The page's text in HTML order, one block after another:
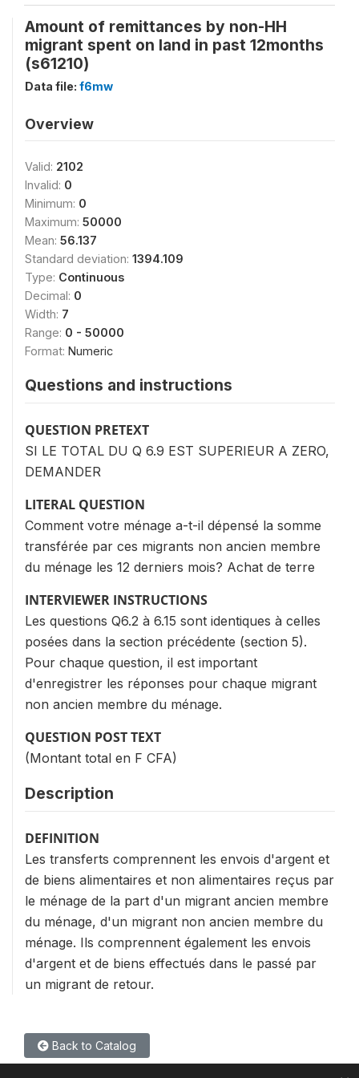
Amount of remittances by non-HH
migrant spent on land in past 12months
(s61210)
Data file: f6mw
Overview
Valid: 2102
Invalid: 0
Minimum: 0
Maximum: 50000
Mean: 56.137
Standard deviation: 1394.109
Type: Continuous
Decimal: 0
Width: 7
Range: 0 - 50000
Format: Numeric
Questions and instructions
QUESTION PRETEXT
SI LE TOTAL DU Q 6.9 EST SUPERIEUR A ZERO,
DEMANDER
LITERAL QUESTION
Comment votre ménage a-t-il dépensé la somme
transférée par ces migrants non ancien membre
du ménage les 12 derniers mois? Achat de terre
INTERVIEWER INSTRUCTIONS
Les questions Q6.2 à 6.15 sont identiques à celles
posées dans la section précédente (section 5).
Pour chaque question, il est important
d'enregistrer les réponses pour chaque migrant
non ancien membre du ménage.
QUESTION POST TEXT
(Montant total en F CFA)
Description
DEFINITION
Les transferts comprennent les envois d'argent et
de biens alimentaires et non alimentaires reçus par
le ménage de la part d'un migrant ancien membre
du ménage, d'un migrant non ancien membre du
ménage. Ils comprennent également les envois
d'argent et de biens effectués dans le passé par
un migrant de retour.
Back to Catalog